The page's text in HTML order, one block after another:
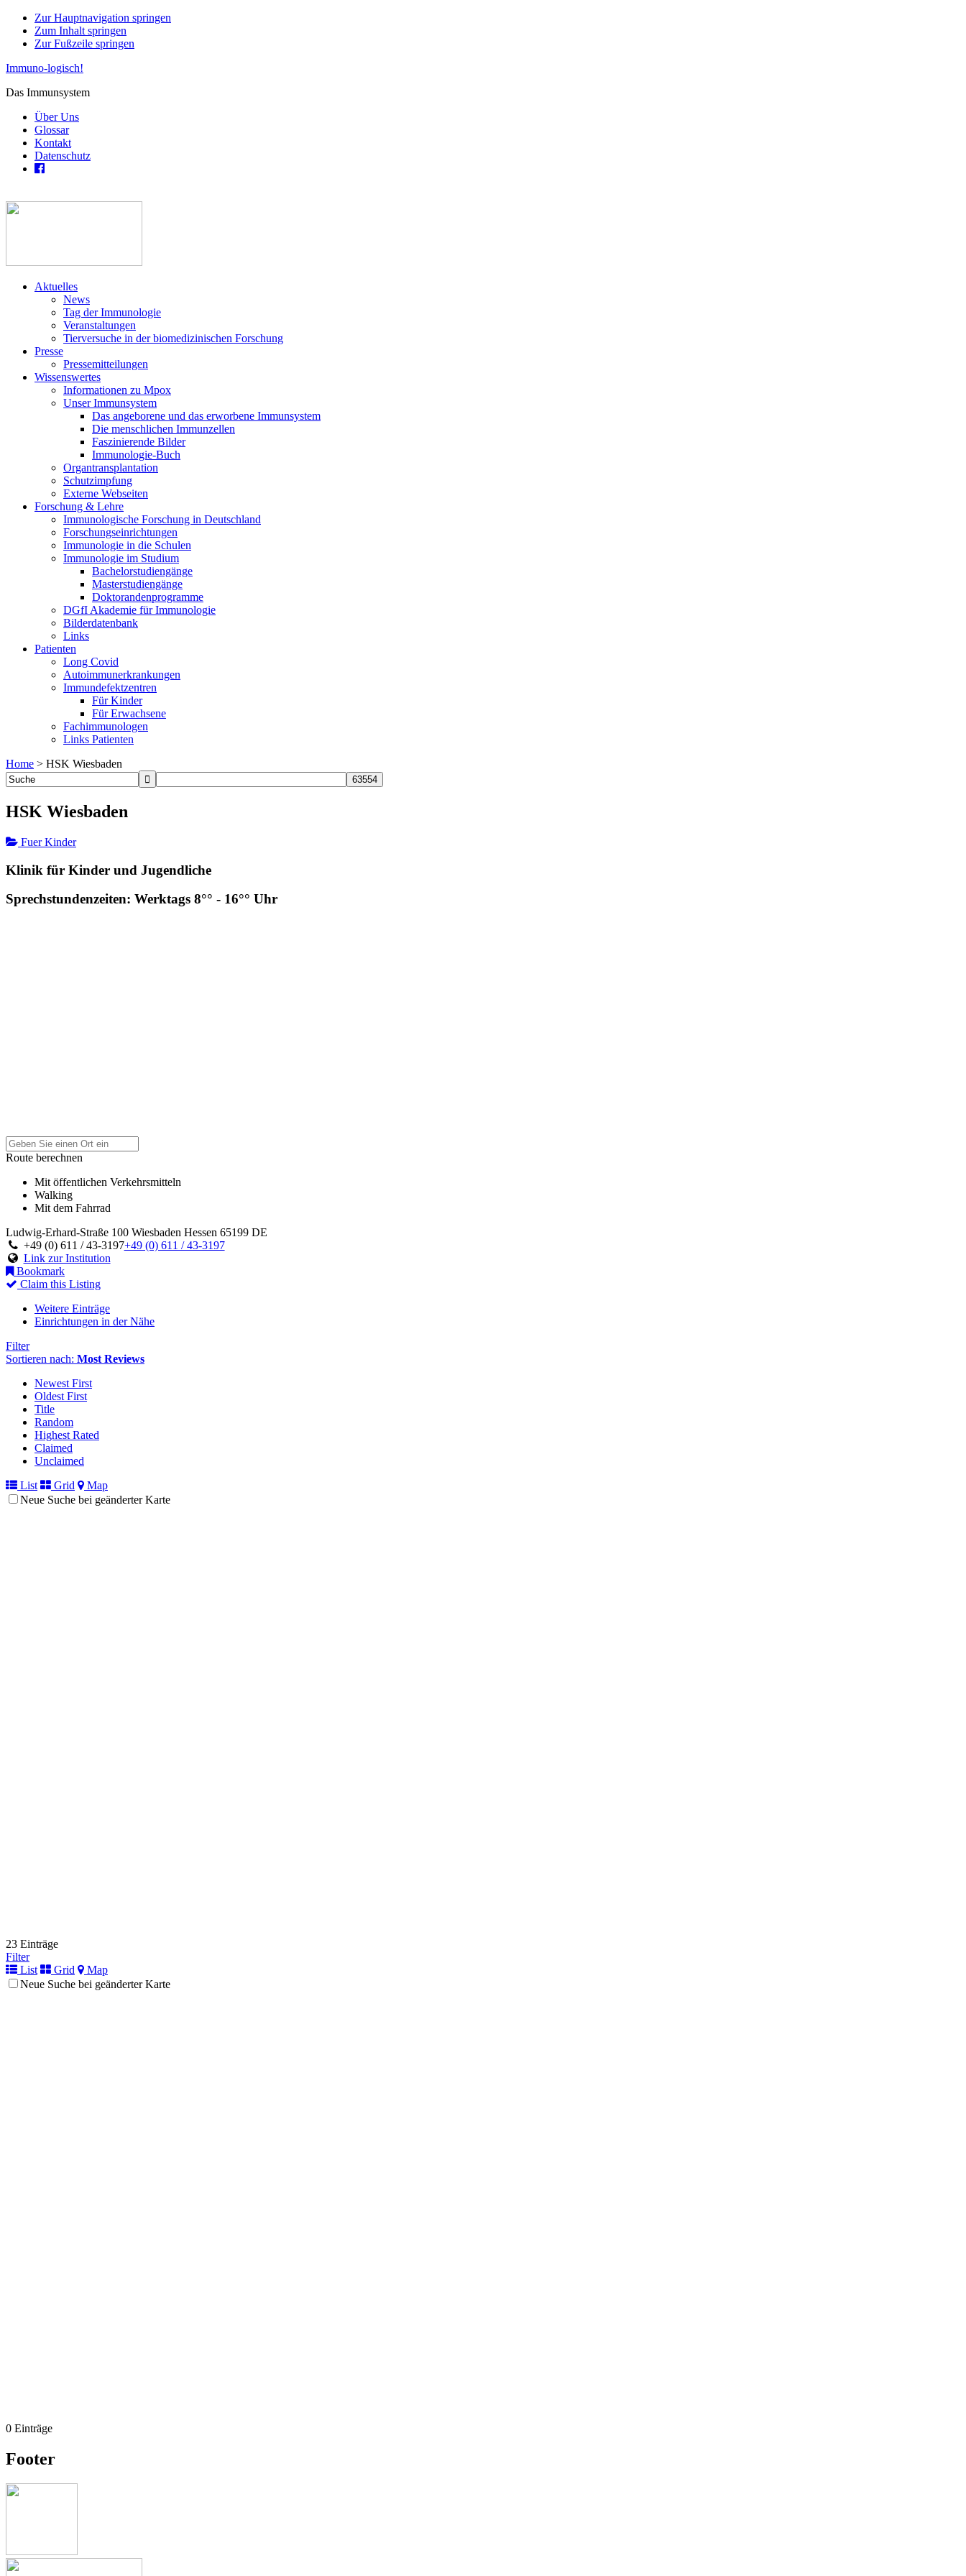
Zur Hauptnavigation springen
Zum Inhalt springen
Zur Fußzeile springen
Immuno-logisch!
Das Immunsystem
Über Uns
Glossar
Kontakt
Datenschutz
Aktuelles
News
Tag der Immunologie
Veranstaltungen
Tierversuche in der biomedizinischen Forschung
Presse
Pressemitteilungen
Wissenswertes
Informationen zu Mpox
Unser Immunsystem
Das angeborene und das erworbene Immunsystem
Die menschlichen Immunzellen
Faszinierende Bilder
Immunologie-Buch
Organtransplantation
Schutzimpfung
Externe Webseiten
Forschung & Lehre
Immunologische Forschung in Deutschland
Forschungseinrichtungen
Immunologie in die Schulen
Immunologie im Studium
Bachelorstudiengänge
Masterstudiengänge
Doktorandenprogramme
DGfI Akademie für Immunologie
Bilderdatenbank
Links
Patienten
Long Covid
Autoimmunerkrankungen
Immundefektzentren
Für Kinder
Für Erwachsene
Fachimmunologen
Links Patienten
Home > HSK Wiesbaden
HSK Wiesbaden
Fuer Kinder
Klinik für Kinder und Jugendliche
Sprechstundenzeiten: Werktags 8°° - 16°° Uhr
Route berechnen
Mit öffentlichen Verkehrsmitteln
Walking
Mit dem Fahrrad
Ludwig-Erhard-Straße 100 Wiesbaden Hessen 65199 DE
+49 (0) 611 / 43-3197+49 (0) 611 / 43-3197
Link zur Institution
Bookmark
Claim this Listing
Weitere Einträge
Einrichtungen in der Nähe
Filter
Sortieren nach: Most Reviews
Newest First
Oldest First
Title
Random
Highest Rated
Claimed
Unclaimed
List
Grid
Map
Neue Suche bei geänderter Karte
23 Einträge
Filter
List
Grid
Map
Neue Suche bei geänderter Karte
0 Einträge
Footer